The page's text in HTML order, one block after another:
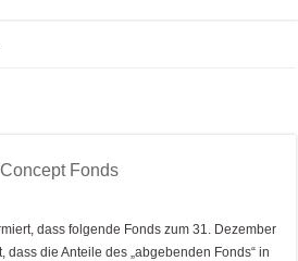
Fonds
dass folgende Fonds zum 31. Dezember
die Anteile des „abgebenden Fonds“ in